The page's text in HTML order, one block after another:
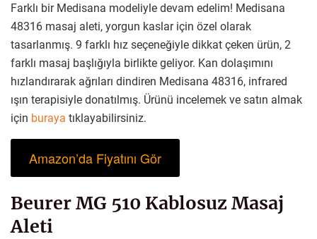
Farklı bir Medisana modeliyle devam edelim! Medisana
48316 masaj aleti, yorgun kaslar için özel olarak
tasarlanmış. 9 farklı hız seçeneğiyle dikkat çeken ürün, 2
farklı masaj başlığıyla birlikte geliyor. Kan dolaşımını
hızlandırarak ağrıları dindiren Medisana 48316, infrared
ışın terapisiyle donatılmış. Ürünü incelemek ve satın almak
için buraya tıklayabilirsiniz.
Amazon’da Fiyatını Gör
Beurer MG 510 Kablosuz Masaj
Aleti